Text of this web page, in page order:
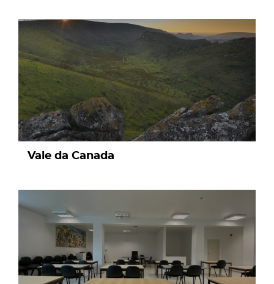
page
Vale da Canada